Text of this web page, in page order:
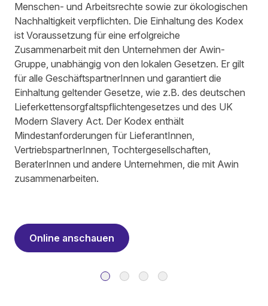
Menschen- und Arbeitsrechte sowie zur ökologischen
Nachhaltigkeit verpflichten. Die Einhaltung des Kodex
ist Voraussetzung für eine erfolgreiche
Zusammenarbeit mit den Unternehmen der Awin-
Gruppe, unabhängig von den lokalen Gesetzen. Er gilt
für alle GeschäftspartnerInnen und garantiert die
Einhaltung geltender Gesetze, wie z.B. des deutschen
Lieferkettensorgfaltspflichtengesetzes und des UK
Modern Slavery Act. Der Kodex enthält
Mindestanforderungen für LieferantInnen,
VertriebspartnerInnen, Tochtergesellschaften,
BeraterInnen und andere Unternehmen, die mit Awin
zusammenarbeiten.
Online anschauen